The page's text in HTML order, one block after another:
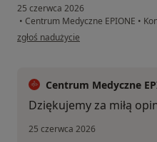
25 czerwca 2026
• Centrum Medyczne EPIONE •
w opinii użytkownika W.
zgłoś nadużycie
Centrum Medyczne
Dziękujemy za miłą
25 czerwca 2026